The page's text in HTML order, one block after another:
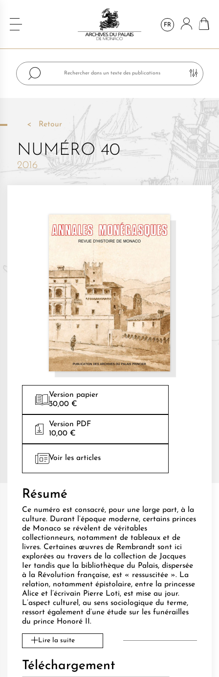
FR
Retour
NUMÉRO 40
2016
Version papier
30,00 €
Version PDF
10,00 €
Voir les articles
Résumé
Ce numéro est consacré, pour une large part, à la
culture. Durant l’époque moderne, certains princes
de Monaco se révèlent de véritables
collectionneurs, notamment de tableaux et de
livres. Certaines œuvres de Rembrandt sont ici
explorées au travers de la collection de Jacques
Ier tandis que la bibliothèque du Palais, dispersée
à la Révolution française, est « ressuscitée ». La
relation, notamment épistolaire, entre la princesse
Alice et l’écrivain Pierre Loti, est mise au jour.
L’aspect culturel, au sens sociologique du terme,
ressort également d’une étude sur les funérailles
du prince Honoré II.
Lire la suite
Téléchargement